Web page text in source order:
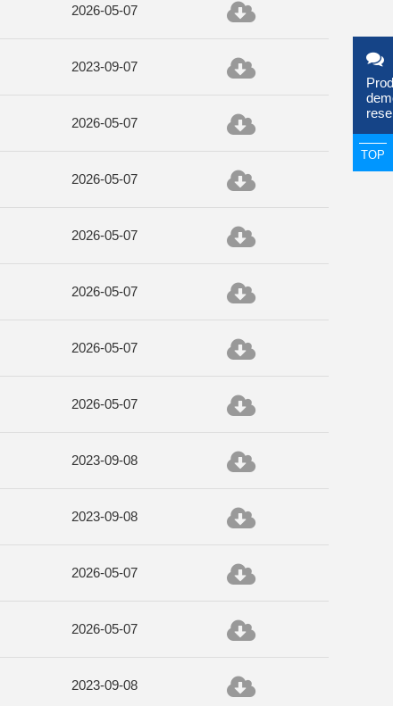
2026-05-07
2023-09-07
2026-05-07
2026-05-07
2026-05-07
2026-05-07
2026-05-07
2026-05-07
2023-09-08
2023-09-08
2026-05-07
2026-05-07
2023-09-08
TOP